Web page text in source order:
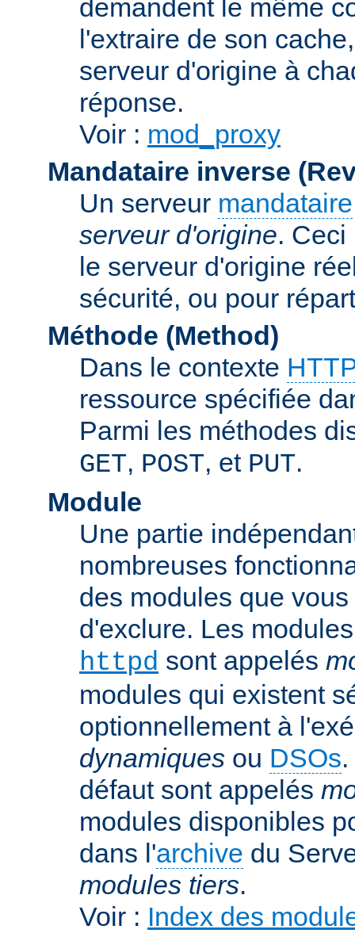
demandent le même
l'extraire de son
serveur d'origine à
réponse.
Voir : mod_proxy
Mandataire inverse
Un serveur mandataire
serveur d'origine.
le serveur d'origine
sécurité, ou pour
Méthode (Method)
Dans le contexte HTTP
ressource spécifiée
Parmi les méthodes
GET, POST, et PUT.
Module
Une partie
nombreuses
des modules que
d'exclure. Les
httpd sont appelés
modules qui existent
optionnellement à
dynamiques ou DSOs
défaut sont appelés
modules disponibles
dans l'archive du
modules tiers.
Voir : Index des